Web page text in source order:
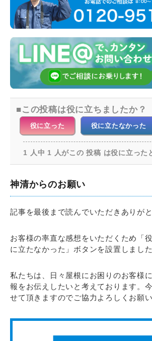
この投稿は役に立ちましたか？
役に立った 役に立たなかった
1 人中 1 人がこの 投稿 は役に立った
神清からのお願い
記事を最後まで読んでいただきありが
お客様の率直な感想をいただくため「
に立たなかった」ボタンを設置しました
私たちは、日々屋根にお困りのお客様
報をお伝えしたいと考えております。
せて頂きますのでご協力よろしくお願い